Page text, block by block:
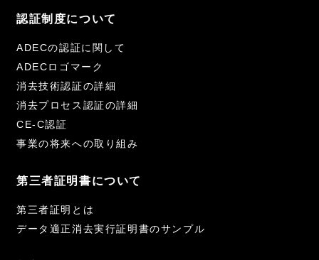
認証制度について
ADECの認証に関して
ADECロゴマーク
消去技術認証の詳細
消去プロセス認証の詳細
CE-C認証
事業の将来への取り組み
第三者証明書について
第三者証明とは
データ適正消去実行証明書のサンプル